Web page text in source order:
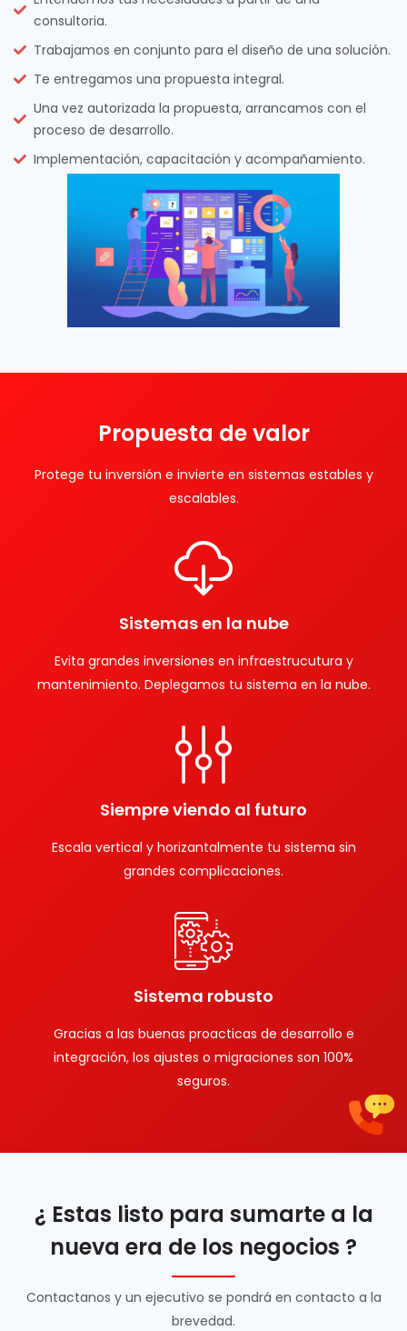
consultoria.
Trabajamos en conjunto para el diseño de una solución.
Te entregamos una propuesta integral.
Una vez autorizada la propuesta, arrancamos con el
proceso de desarrollo.
Implementación, capacitación y acompañamiento.
Propuesta de valor
Protege tu inversión e invierte en sistemas estables y
escalables.
Sistemas en la nube
Evita grandes inversiones en infraestrucutura y
mantenimiento. Deplegamos tu sistema en la nube.
Siempre viendo al futuro
Escala vertical y horizantalmente tu sistema sin
grandes complicaciones.
Sistema robusto
Gracias a las buenas proacticas de desarrollo e
integración, los ajustes o migraciones son 100%
seguros.
¿ Estas listo para sumarte a la
nueva era de los negocios ?
Contactanos y un ejecutivo se pondrá en contacto a la
brevedad.